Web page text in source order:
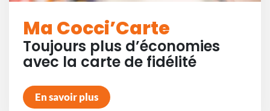
Ma Cocci’Carte
Toujours plus d’économies
avec la carte de fidélité
En savoir plus